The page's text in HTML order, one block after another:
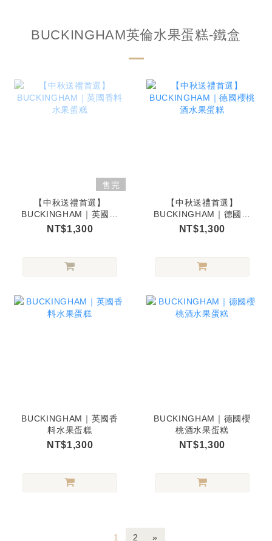
BUCKINGHAM英倫水果蛋糕-鐵盒
售完
【中秋送禮首選】
BUCKINGHAM｜英國香
料水果蛋糕
NT$1,300
【中秋送禮首選】
BUCKINGHAM｜德國櫻
桃酒水果蛋糕
NT$1,300
BUCKINGHAM｜英國香
料水果蛋糕
NT$1,300
BUCKINGHAM｜德國櫻
桃酒水果蛋糕
NT$1,300
1 2 »